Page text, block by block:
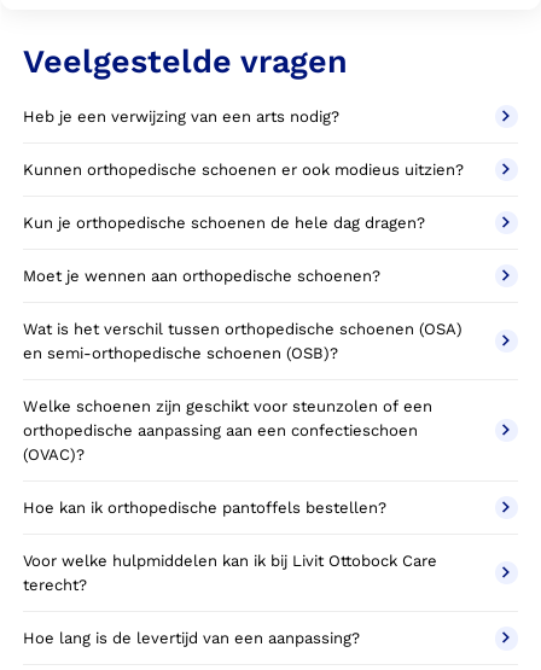
Veelgestelde vragen
Heb je een verwijzing van een arts nodig?
Kunnen orthopedische schoenen er ook modieus uitzien?
Kun je orthopedische schoenen de hele dag dragen?
Moet je wennen aan orthopedische schoenen?
Wat is het verschil tussen orthopedische schoenen (OSA)
en semi-orthopedische schoenen (OSB)?
Welke schoenen zijn geschikt voor steunzolen of een
orthopedische aanpassing aan een confectieschoen
(OVAC)?
Hoe kan ik orthopedische pantoffels bestellen?
Voor welke hulpmiddelen kan ik bij Livit Ottobock Care
terecht?
Hoe lang is de levertijd van een aanpassing?